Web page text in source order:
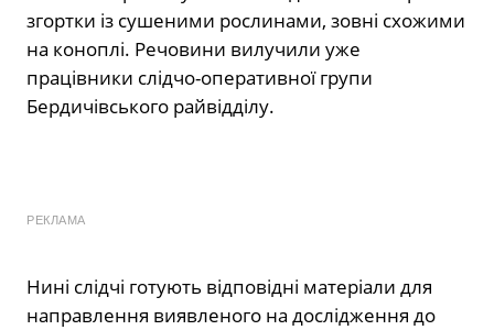
згортки із сушеними рослинами, зовні схожими
на коноплі. Речовини вилучили уже
працівники слідчо-оперативної групи
Бердичівського райвідділу.
РЕКЛАМА
Нині слідчі готують відповідні матеріали для
направлення виявленого на дослідження до